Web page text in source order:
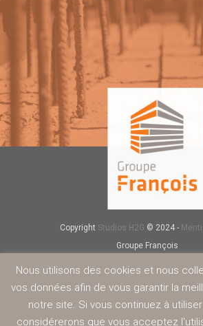
Copyright Studios H2G © 2024 -
Groupe François
Carrière
Redi-Rock
Béton
Service
Nous utilisons des cookies et nous
vos données afin de vous garantir la
notre site. Si vous continuez à
considérerons que vous acceptez